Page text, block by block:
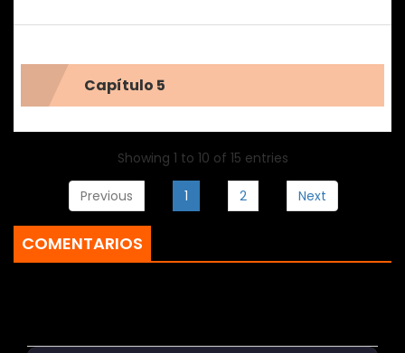
Capítulo 5
Showing 1 to 10 of 15 entries
Previous 1 2 Next
COMENTARIOS